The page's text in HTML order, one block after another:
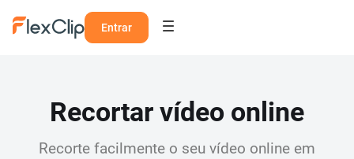
Entrar
Recortar vídeo online
Recorte facilmente o seu vídeo online em